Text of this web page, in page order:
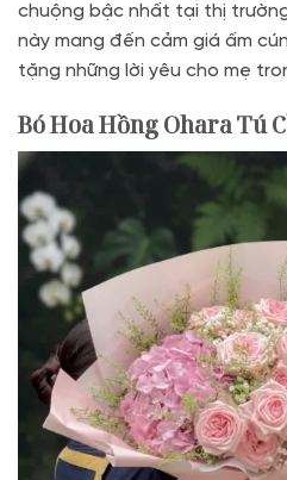
chuộng bậc nhất tại thị
này mang đến cảm giá ấm
tặng những lời yêu cho mẹ
Bó Hoa Hồng Ohara Tú